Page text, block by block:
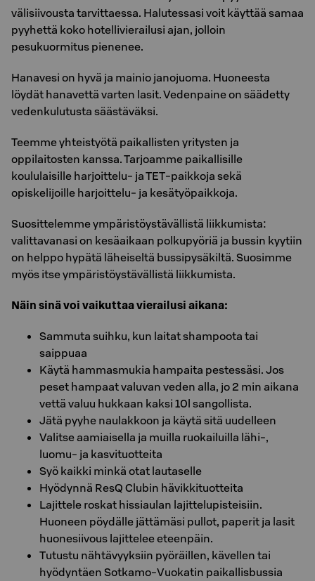
välisiivousta tarvittaessa. Halutessasi voit käyttää samaa
pyyhettä koko hotellivierailusi ajan, jolloin
pesukuormitus pienenee.
Hanavesi on hyvä ja mainio janojuoma. Huoneesta
löydät hanavettä varten lasit. Vedenpaine on säädetty
vedenkulutusta säästäväksi.
Teemme yhteistyötä paikallisten yritysten ja
oppilaitosten kanssa. Tarjoamme paikallisille
koululaisille harjoittelu- ja TET-paikkoja sekä
opiskelijoille harjoittelu- ja kesätyöpaikkoja.
Suosittelemme ympäristöystävällistä liikkumista:
valittavanasi on kesäaikaan polkupyöriä ja bussin kyytiin
on helppo hypätä läheiseltä bussipysäkiltä. Suosimme
myös itse ympäristöystävällistä liikkumista.
Näin sinä voi vaikuttaa vierailusi aikana:
Sammuta suihku, kun laitat shampoota tai
saippuaa
Käytä hammasmukia hampaita pestessäsi. Jos
peset hampaat valuvan veden alla, jo 2 min aikana
vettä valuu hukkaan kaksi 10l sangollista.
Jätä pyyhe naulakkoon ja käytä sitä uudelleen
Valitse aamiaisella ja muilla ruokailuilla lähi-,
luomu- ja kasvituotteita
Syö kaikki minkä otat lautaselle
Hyödynnä ResQ Clubin hävikkituotteita
Lajittele roskat hissiaulan lajittelupisteisiin.
Huoneen pöydälle jättämäsi pullot, paperit ja lasit
huonesiivous lajittelee eteenpäin.
Tutustu nähtävyyksiin pyöräillen, kävellen tai
hyödyntäen Sotkamo-Vuokatin paikallisbussia